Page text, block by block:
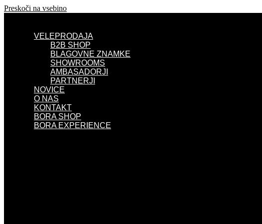
Preskoči na vsebino
VELEPRODAJA
B2B SHOP
BLAGOVNE ZNAMKE
SHOWROOMS
AMBASADORJI
PARTNERJI
NOVICE
O NAS
KONTAKT
BORA SHOP
BORA EXPERIENCE